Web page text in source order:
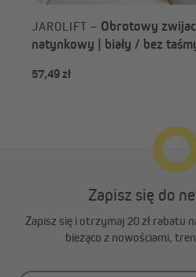
JAROLIFT – Obrotowy
natynkowy | biały / bez
57,49 zł
Zapisz się do
Zapisz się i otrzymaj 20 zł rabatu
bieżąco z nowościami,